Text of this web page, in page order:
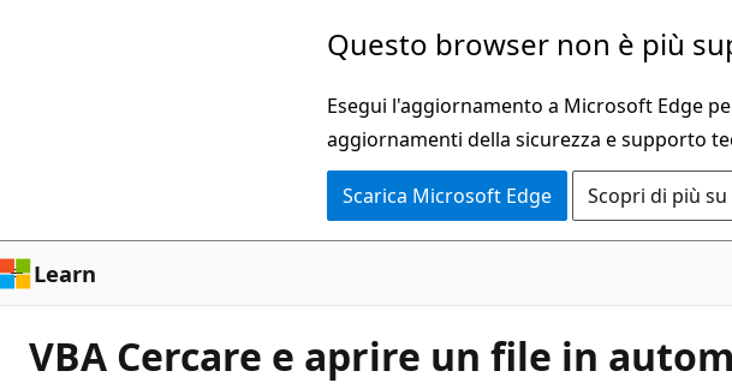
Questo browser non è più
Esegui l'aggiornamento a Microsoft Edge
aggiornamenti della sicurezza e supporto
Scarica Microsoft Edge Scopri di più
Learn
VBA Cercare e aprire un file in